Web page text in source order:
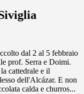
dal 2 al 5 febbraio
prof. Serra e Doimi.
cattedrale e il
dell'Alcázar. E non
calda e churros...